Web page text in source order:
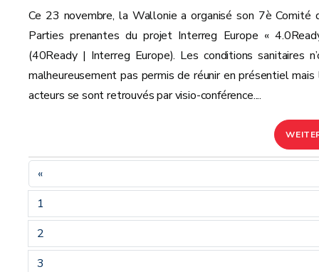
Ce 23 novembre, la Wallonie a organisé son 7è Comité
Parties prenantes du projet Interreg Europe «
(40Ready | Interreg Europe). Les conditions sanitaires
malheureusement pas permis de réunir en présentiel mais
acteurs se sont retrouvés par visio-conférence....
«
1
2
3